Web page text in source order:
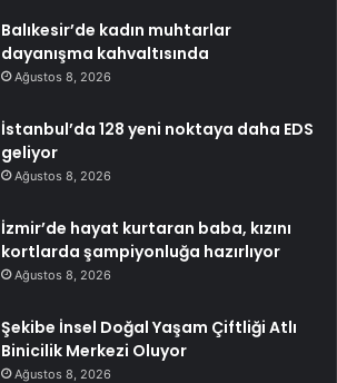
Balıkesir’de kadın muhtarlar
dayanışma kahvaltısında
Ağustos 8, 2026
İstanbul’da 128 yeni noktaya daha EDS
geliyor
Ağustos 8, 2026
İzmir’de hayat kurtaran baba, kızını
kortlarda şampiyonluğa hazırlıyor
Ağustos 8, 2026
Şekibe İnsel Doğal Yaşam Çiftliği Atlı
Binicilik Merkezi Oluyor
Ağustos 8, 2026